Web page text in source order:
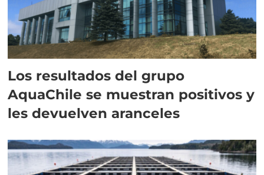
Los resultados del grupo
AquaChile se muestran positivos y
les devuelven aranceles